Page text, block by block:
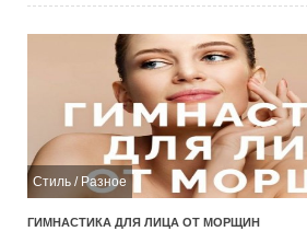
Стиль / Разное
ГИМНАСТИКА ДЛЯ ЛИЦА ОТ МОРЩИН